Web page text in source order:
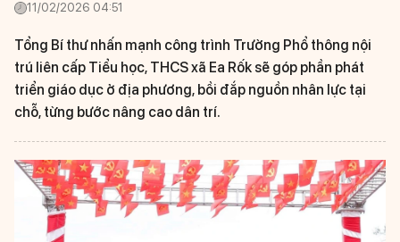
11/02/2026 04:51
Tổng Bí thư nhấn mạnh công trình Trường Phổ thông nội
trú liên cấp Tiểu học, THCS xã Ea Rốk sẽ góp phần phát
triển giáo dục ở địa phương, bồi đắp nguồn nhân lực tại
chỗ, từng bước nâng cao dân trí.